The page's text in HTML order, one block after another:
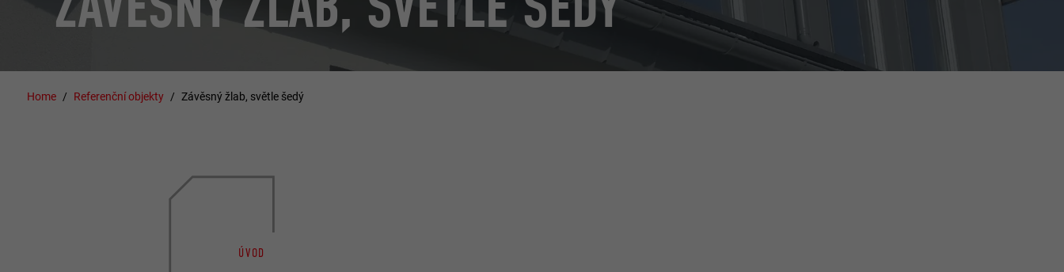
Home Referenční objekty Závěsný žlab, světle šedý
ÚVOD